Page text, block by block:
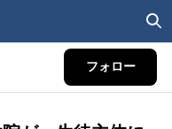
フォロー